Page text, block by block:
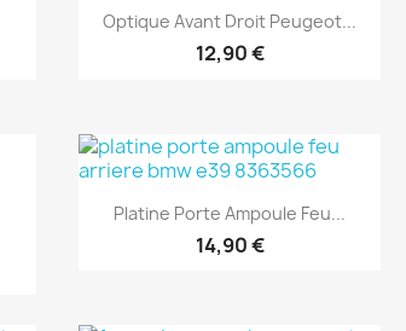
Aperçu rapide
Optique Avant Droit Peugeot...
12,90 €
Aperçu rapide
Platine Porte Ampoule Feu...
14,90 €